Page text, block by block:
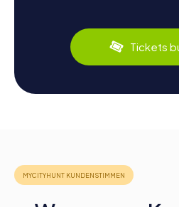
Tickets